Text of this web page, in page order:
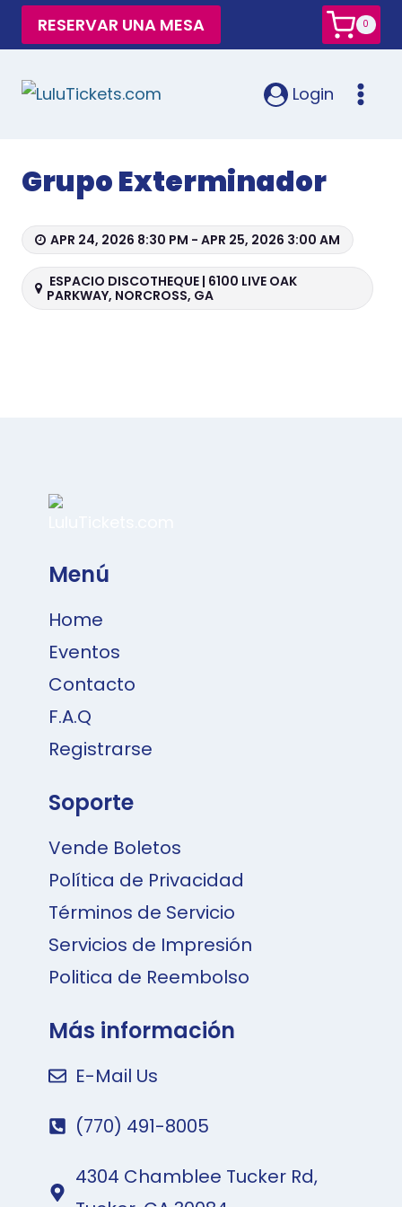
RESERVAR UNA MESA 0
Login
Grupo Exterminador
APR 24, 2026 8:30 PM - APR 25, 2026 3:00 AM
ESPACIO DISCOTHEQUE | 6100 LIVE OAK
PARKWAY, NORCROSS, GA
Menú
Home
Eventos
Contacto
F.A.Q
Registrarse
Soporte
Vende Boletos
Política de Privacidad
Términos de Servicio
Servicios de Impresión
Politica de Reembolso
Más información
E-Mail Us
(770) 491-8005
4304 Chamblee Tucker Rd,